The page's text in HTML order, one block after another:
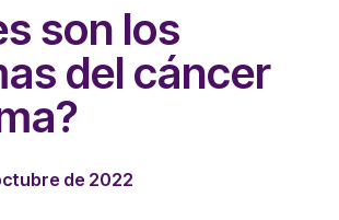
son los
del cáncer
de 2022